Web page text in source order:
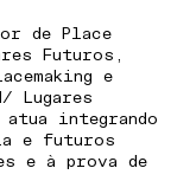
de Place
Futuros,
e
Lugares
integrando
e futuros
e à prova de